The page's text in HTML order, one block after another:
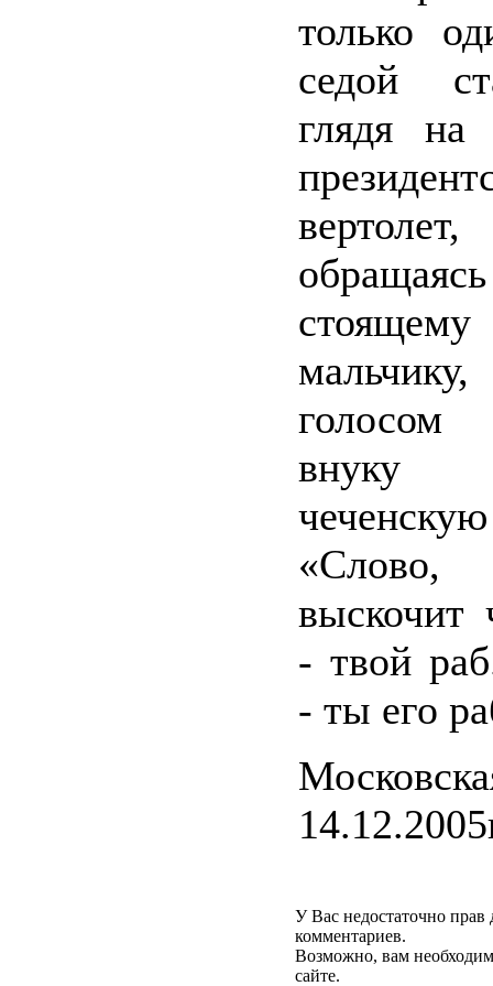
только
седой
глядя на
голосом
внуку
выскочит
- твой
- ты его
У Вас недостаточно прав
комментариев.
Возможно, вам
сайте.